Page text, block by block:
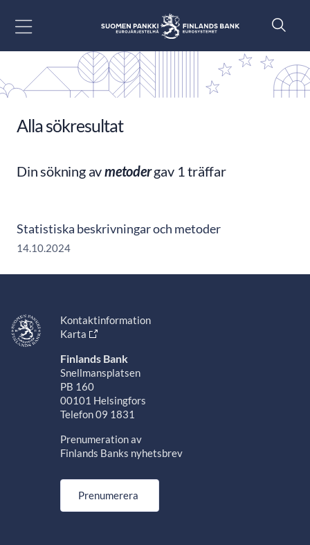
Alla sökresultat
Din sökning avmetodergav 1 träffar
Statistiska beskrivningar och metoder
14.10.2024
Kontaktinformation
Karta
Finlands Bank
Snellmansplatsen
PB 160
00101 Helsingfors
Telefon 09 1831
Prenumeration av
Finlands Banks nyhetsbrev
Prenumerera